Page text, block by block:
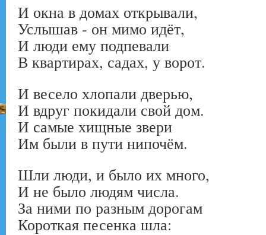
И окна в домах открывали,
Услышав - он мимо идёт,
И люди ему подпевали
В квартирах, садах, у ворот.
И весело хлопали дверью,
И вдруг покидали свой дом.
И самые хищные звери
Им были в пути нипочём.
Шли люди, и было их много,
И не было людям числа.
За ними по разным дорогам
Короткая песенка шла: